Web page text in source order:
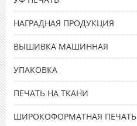
НАГРАДНАЯ ПРОДУКЦИЯ
ВЫШИВКА МАШИННАЯ
УПАКОВКА
ПЕЧАТЬ НА ТКАНИ
ШИРОКОФОРМАТНАЯ ПЕЧАТЬ